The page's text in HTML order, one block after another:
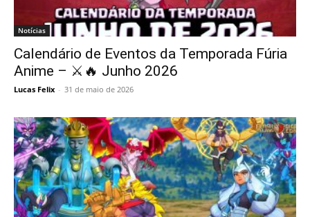
Notícias
Calendário de Eventos da Temporada Fúria
Anime – ⚔️🔥 Junho 2026
Lucas Felix - 31 de maio de 2026